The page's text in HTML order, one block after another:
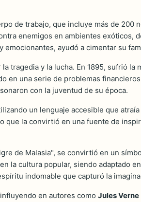
de trabajo, que incluye más de 200
enemigos en ambientes exóticos,
ayudó a cimentar su
tragedia y la lucha. En 1895, sufrió
en una serie de problemas
con la juventud de su época.
un lenguaje accesible que
que la convirtió en una fuente de
de Malasia", se convirtió en un
la cultura popular, siendo adaptado
indomable que capturó la
en autores como Jules Verne